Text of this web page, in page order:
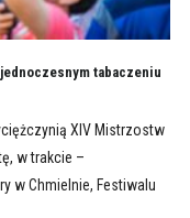
tabaczeniu
XIV Mistrzostw
w trakcie –
w Chmielnie, Festiwalu